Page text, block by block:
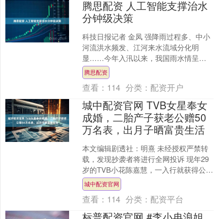
腾思配资 人工智能支撑治水
分钟级决策
科技日报记者 金凤 强降雨过程多、中小
河流洪水频发、江河来水流域分化明
显……今年入汛以来，我国雨水情呈现
三大特点。这像三道考题，考验着我国
面对汛期大考的应对能力....
腾思配资
查看： 114 分类： 配资开户
城中配资官网 TVB女星奉女
成婚，二胎产子获老公赠50
万名表，出月子晒富贵生活
本文编辑剧透社：明熹 未经授权严禁转
载，发现抄袭者将进行全网投诉 现年29
岁的TVB小花陈嘉慧，一入行就获得公司
的力捧，两度在剧中担任女一，可她却
在事业的高峰期....
城中配资官网
查看： 114 分类： 配资平台